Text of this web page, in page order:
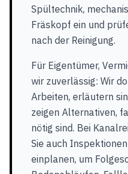
Spültechnik,
Fräskopf ein und
nach der Reinigung.
Für Eigentümer,
wir zuverlässig: Wir
Arbeiten, erläutern
zeigen Alternativen,
nötig sind. Bei
Sie auch
einplanen, um